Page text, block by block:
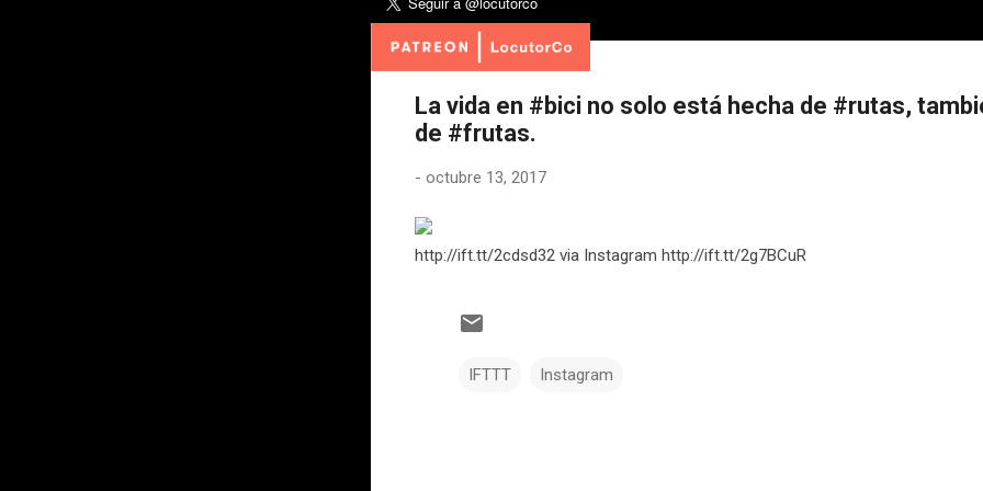
La vida en #bici no solo está hecha de #rutas,
de #frutas.
- octubre 13, 2017
http://ift.tt/2cdsd32 via Instagram http://ift.tt/2g7BCuR
IFTTT Instagram